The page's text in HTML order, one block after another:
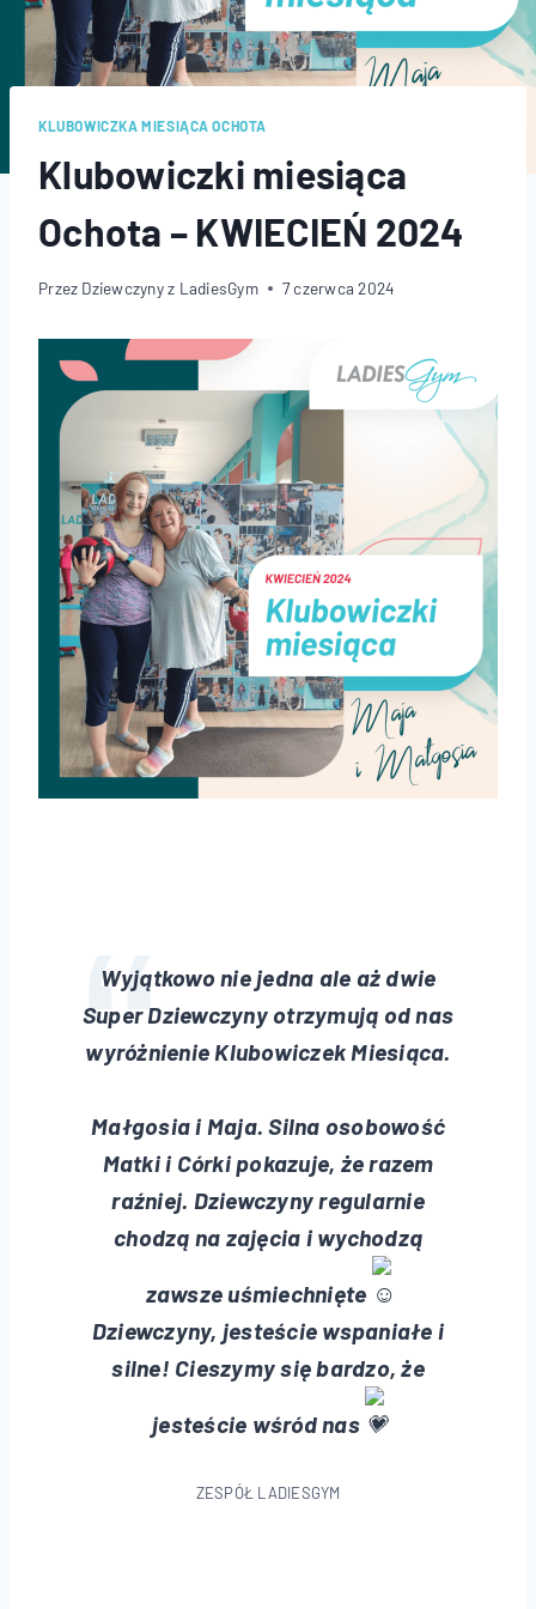
KLUBOWICZKA MIESIĄCA OCHOTA
Klubowiczki miesiąca
Ochota – KWIECIEŃ 2024
Przez Dziewczyny z LadiesGym 7 czerwca 2024
Wyjątkowo nie jedna ale aż dwie
Super Dziewczyny otrzymują od nas
wyróżnienie Klubowiczek Miesiąca.
Małgosia i Maja. Silna osobowość
Matki i Córki pokazuje, że razem
raźniej. Dziewczyny regularnie
chodzą na zajęcia i wychodzą
zawsze uśmiechnięte
Dziewczyny, jesteście wspaniałe i
silne! Cieszymy się bardzo, że
jesteście wśród nas
ZESPÓŁ LADIESGYM